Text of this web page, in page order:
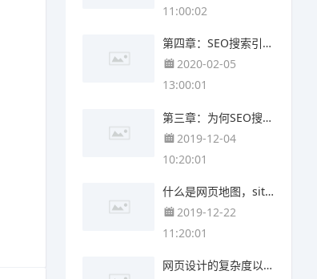
11:00:02
第四章：SEO搜索引擎最佳化的基础开发与设计 (上)
2020-02-05
13:00:01
第三章：为何SEO搜索引擎营销是必要的？
2019-12-04
10:20:01
什么是网页地图，sitemap又是什么?
2019-12-22
11:20:01
网页设计的复杂度以及风格差异这么大，哪种才是适合我的网页?